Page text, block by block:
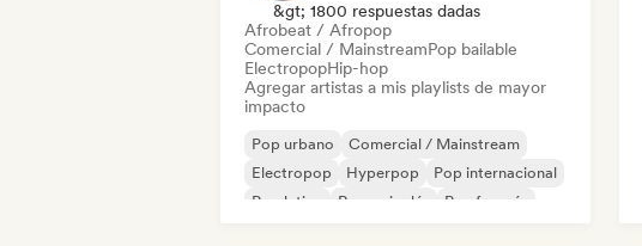
&gt; 1800 respuestas dadas
Afrobeat / Afropop
Comercial / MainstreamPop bailable
ElectropopHip-hop
Agregar artistas a mis playlists de mayor
impacto
Pop urbano
Comercial / Mainstream
Electropop
Hyperpop
Pop internacional
Pop latino
Rap en inglés Rap francés